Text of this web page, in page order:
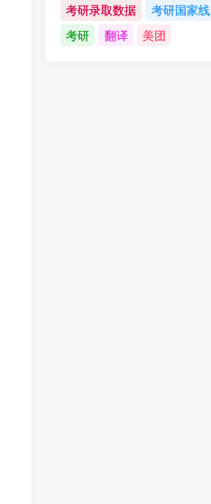
考研录取数据
考研国家线
考研
翻译 美团